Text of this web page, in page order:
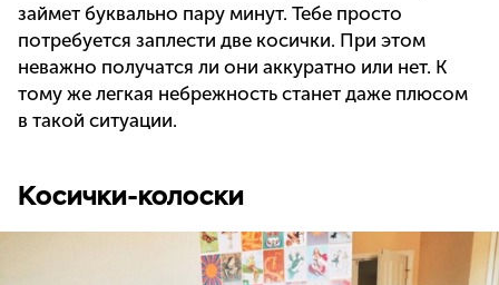
займет буквально пару минут. Тебе просто
потребуется заплести две косички. При этом
неважно получатся ли они аккуратно или нет. К
тому же легкая небрежность станет даже плюсом
в такой ситуации.
Косички-колоски